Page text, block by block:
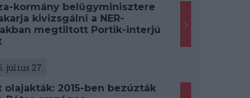
kormány belügyminisztere
kivizsgálni a NER-
megtiltott Portik-interjú
július 27.
olajakták: 2015-ben bezúzták